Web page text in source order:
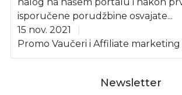
nalog na našem portalu i nakon
isporučene porudžbine osvajate...
15 nov. 2021
Promo Vaučeri i Affiliate marketing
Newsletter